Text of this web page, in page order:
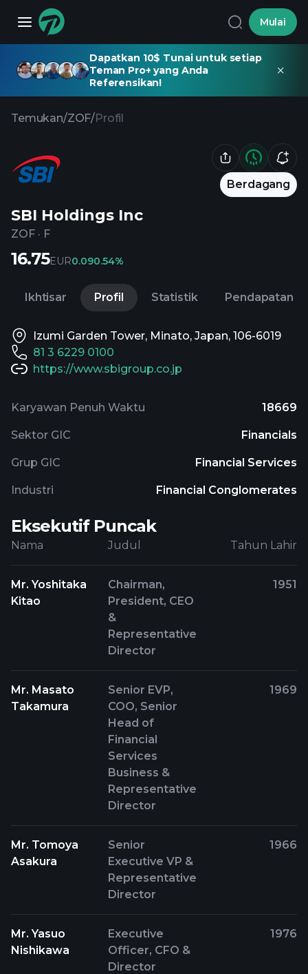
Mulai
Dapatkan 10$ Tunai untuk setiap
Teman Pro+ yang Anda
Referensikan!
Temukan/ZOF/Profil
Berdagang
SBI Holdings Inc
ZOF · F
16.75EUR0.090.54%
Ikhtisar Profil Statistik Pendapatan
Izumi Garden Tower, Minato, Japan, 106-6019
81 3 6229 0100
https://www.sbigroup.co.jp
Karyawan Penuh Waktu 18669
Sektor GIC Financials
Grup GIC Financial Services
Industri Financial Conglomerates
Eksekutif Puncak
Nama Judul Tahun Lahir
Mr. Yoshitaka
Kitao
Chairman,
President, CEO
&
Representative
Director
1951
Mr. Masato
Takamura
Senior EVP,
COO, Senior
Head of
Financial
Services
Business &
Representative
Director
1969
Mr. Tomoya
Asakura
Senior
Executive VP &
Representative
Director
1966
Mr. Yasuo
Nishikawa
Executive
Officer, CFO &
Director
1976